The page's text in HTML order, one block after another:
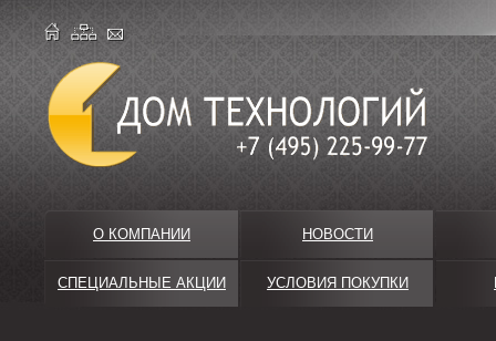
О КОМПАНИИ НОВОСТИ
СПЕЦИАЛЬНЫЕ АКЦИИ УСЛОВИЯ ПОКУПКИ